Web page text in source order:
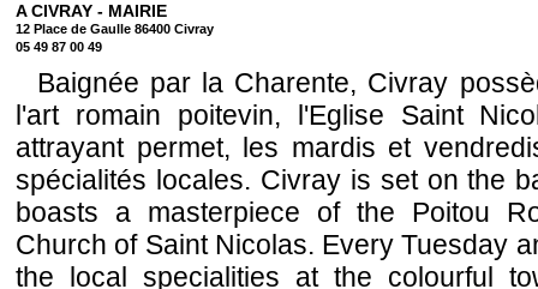
A CIVRAY - MAIRIE
12 Place de Gaulle 86400 Civray
05 49 87 00 49
Baignée par la Charente, Civray
l'art romain poitevin, l'Eglise Saint
attrayant permet, les mardis et
spécialités locales. Civray is set on the
boasts a masterpiece of the Poitou
Church of Saint Nicolas. Every Tuesday
the local specialities at the colourful